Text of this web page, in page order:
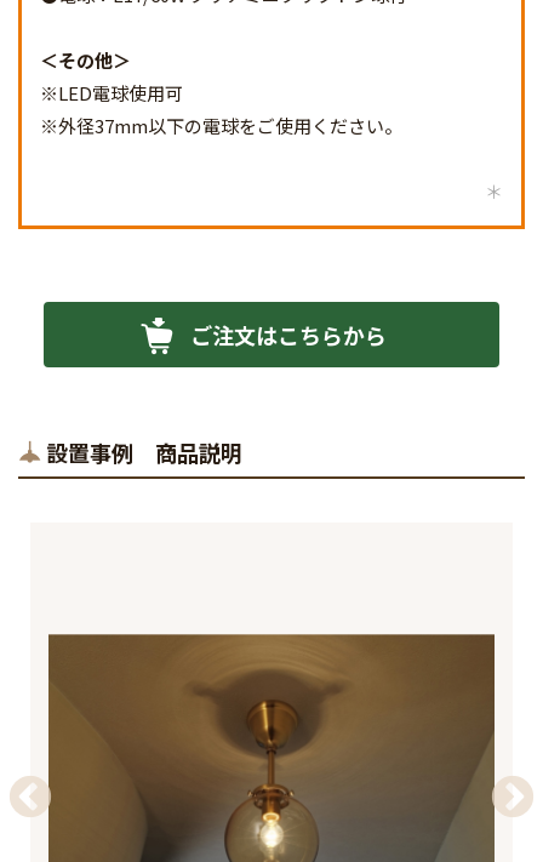
その他
※LED電球使用可
※外径37mm以下の電球をご使用ください。
ご注文はこちらから
設置事例 商品説明